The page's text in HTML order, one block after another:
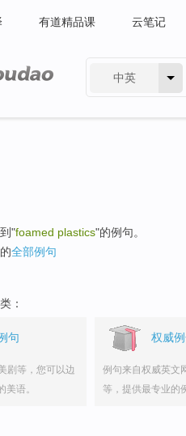
有道精品课 云笔记
中英
"foamed plastics"的例句。
全部例句
：
句
剧等，您可以边
美语。
权威
例句来自权威英文
等，提供最专业的